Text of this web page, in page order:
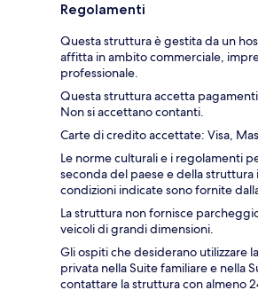
Regolamenti
Questa struttura è gestita da un
affitta in ambito commerciale,
professionale.
Questa struttura accetta
Non si accettano contanti.
Carte di credito accettate: Visa,
Le norme culturali e i regolamenti
seconda del paese e della struttura
condizioni indicate sono fornite
La struttura non fornisce
veicoli di grandi dimensioni.
Gli ospiti che desiderano utilizzare
privata nella Suite familiare e nella
contattare la struttura con almeno